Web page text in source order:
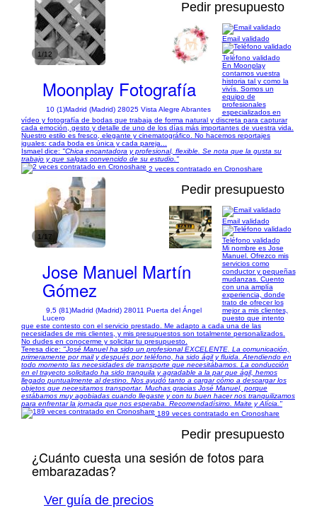
1/12
Pedir presupuesto
Moonplay Fotografía
10 (1)Madrid (Madrid) 28025 Vista Alegre Abrantes
Email validado
Teléfono validado
En Moonplay
contamos vuestra
historia tal y como la
vivís. Somos un
equipo de
profesionales
especializados en
vídeo y fotografía de bodas que trabaja de forma natural y discreta para capturar
cada emoción, gesto y detalle de uno de los días más importantes de vuestra vida.
Nuestro estilo es fresco, elegante y cinematográfico. No hacemos reportajes
iguales: cada boda es única y cada pareja...
Ismael dice: "Chica encantadora y profesional, flexible. Se nota que la gusta su
trabajo y que salgas convencido de su estudio."
2 veces contratado en Cronoshare
1/17
Pedir presupuesto
Jose Manuel Martín
Gómez
9,5 (81)Madrid (Madrid) 28011 Puerta del Ángel
Lucero
Email validado
Teléfono validado
Mi nombre es Jose
Manuel. Ofrezco mis
servicios como
conductor y pequeñas
mudanzas. Cuento
con una amplía
experiencia, donde
trato de ofrecer los
mejor a mis clientes,
puesto que intento
que este contesto con el servicio prestado. Me adapto a cada una de las
necesidades de mis clientes, y mis presupuestos son totalmente personalizados.
No dudes en conocerme y solicitar tu presupuesto.
Teresa dice: "José Manuel ha sido un profesional EXCELENTE. La comunicación,
primeramente por mail y después por teléfono, ha sido ágil y fluida. Atendiendo en
todo momento las necesidades de transporte que necesitábamos. La conducción
en el trayecto solicitado ha sido tranquila y agradable a la par que ágil, hemos
llegado puntualmente al destino. Nos ayudó tanto a cargar cómo a descargar los
objetos que necesitamos transportar. Muchas gracias José Manuel, porque
estábamos muy agobiadas cuando llegaste y con tu buen hacer nos tranquilizamos
para enfrentar la jornada que nos esperaba. Recomendadísimo. Maite y Alícia."
189 veces contratado en Cronoshare
Pedir presupuesto
¿Cuánto cuesta una sesión de fotos para
embarazadas?
Ver guía de precios